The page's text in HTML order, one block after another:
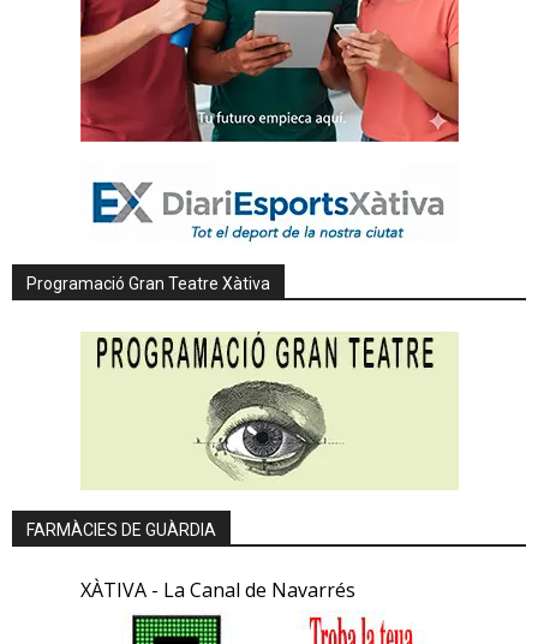
Programació Gran Teatre Xàtiva
FARMÀCIES DE GUÀRDIA
XÀTIVA - La Canal de Navarrés